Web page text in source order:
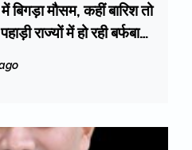
मौसम, कहीं बारिश तो
राज्यों में हो रही बर्फबारी